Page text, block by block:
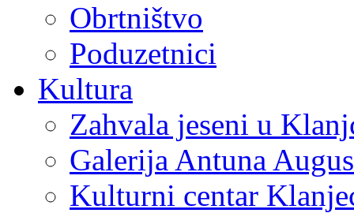
Obrtništvo
Poduzetnici
Kultura
Zahvala jeseni u
Galerija Antuna
Kulturni centar